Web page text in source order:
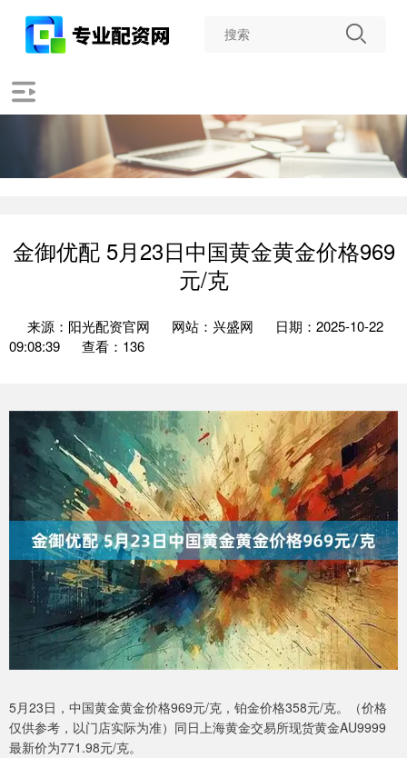
金御优配 5月23日中国黄金黄金价格969
元/克
来源：阳光配资官网 网站：兴盛网
日期：2025-10-22
09:08:39
查看：136
5月23日，中国黄金黄金价格969元/克，铂金价格358元/克。（价格
仅供参考，以门店实际为准）同日上海黄金交易所现货黄金AU9999
最新价为771.98元/克。